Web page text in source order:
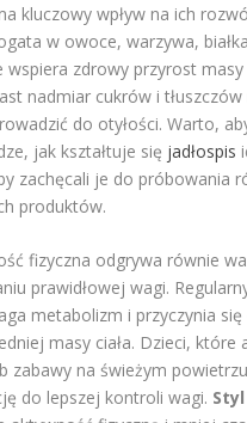
kluczowy wpływ na ich
w owoce, warzywa,
wspiera zdrowy przyrost masy
nadmiar cukrów i tłuszczów
do otyłości. Warto,
jak kształtuje się jadłospis
zachęcali je do próbowania
produktów.
fizyczna odgrywa równie
prawidłowej wagi.
metabolizm i przyczynia
masy ciała. Dzieci, które
zabawy na świeżym
do lepszej kontroli wagi.